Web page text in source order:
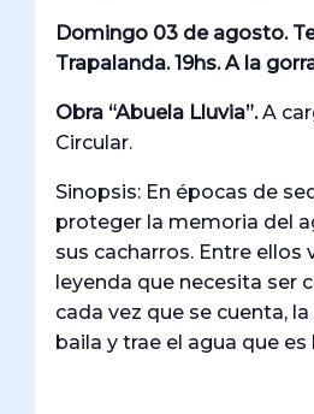
Domingo 03 de agosto.
Trapalanda. 19hs. A la
Obra “Abuela Lluvia”.A
Circular.
Sinopsis: En épocas de
proteger la memoria del
sus cacharros. Entre ellos
leyenda que necesita ser
cada vez que se cuenta,
baila y trae el agua que